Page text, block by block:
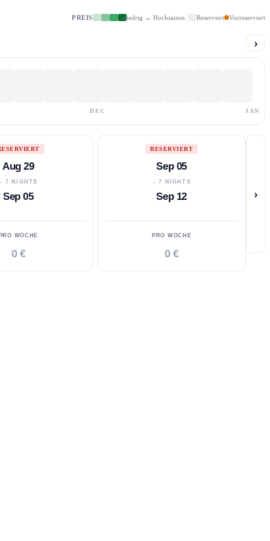
PREIS niedrig → Hochsaison Reserviert Vorreserviert
›
DEC JAN
Aug 29
7 NIGHTS
Sep 05
WOCHE
0 €
RESERVIERT
Sep 05
↓ 7 NIGHTS
Sep 12
PRO WOCHE
0 €
›